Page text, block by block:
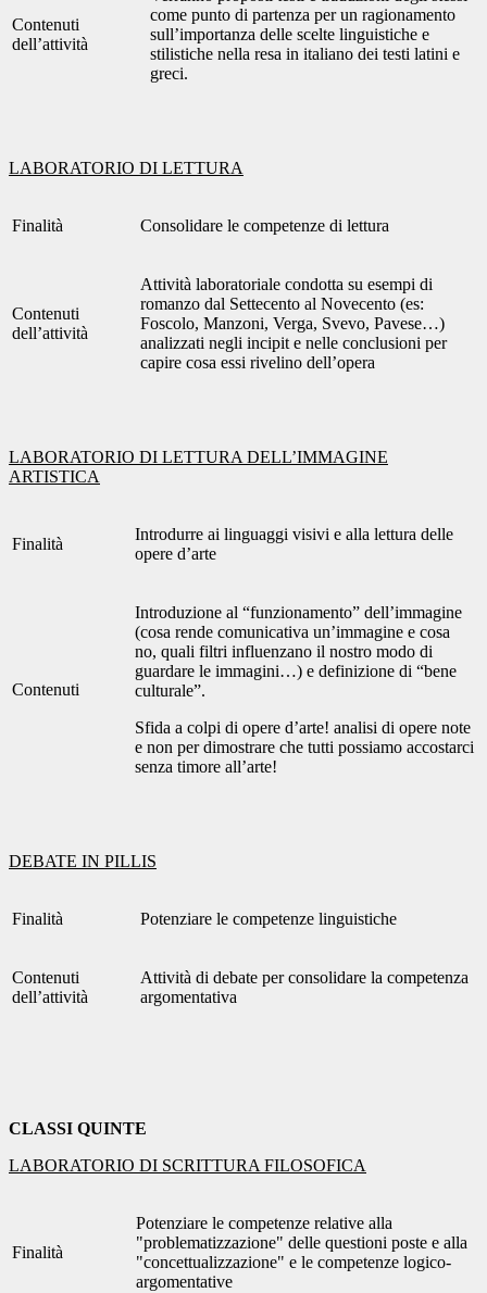
Contenuti
dell’attività
come punto di partenza per un ragionamento
sull’importanza delle scelte linguistiche e
stilistiche nella resa in italiano dei testi latini e
greci.
LABORATORIO DI LETTURA
Finalità Consolidare le competenze di lettura
Contenuti
dell’attività
Attività laboratoriale condotta su esempi di
romanzo dal Settecento al Novecento (es:
Foscolo, Manzoni, Verga, Svevo, Pavese…)
analizzati negli incipit e nelle conclusioni per
capire cosa essi rivelino dell’opera
LABORATORIO DI LETTURA DELL’IMMAGINE
ARTISTICA
Finalità
Introdurre ai linguaggi visivi e alla lettura delle
opere d’arte
Contenuti
Introduzione al “funzionamento” dell’immagine
(cosa rende comunicativa un’immagine e cosa
no, quali filtri influenzano il nostro modo di
guardare le immagini…) e definizione di “bene
culturale”.
Sfida a colpi di opere d’arte! analisi di opere note
e non per dimostrare che tutti possiamo accostarci
senza timore all’arte!
DEBATE IN PILLIS
Finalità Potenziare le competenze linguistiche
Contenuti
dell’attività
Attività di debate per consolidare la competenza
argomentativa
CLASSI QUINTE
LABORATORIO DI SCRITTURA FILOSOFICA
Finalità
Potenziare le competenze relative alla
"problematizzazione" delle questioni poste e alla
"concettualizzazione" e le competenze logico-
argomentative